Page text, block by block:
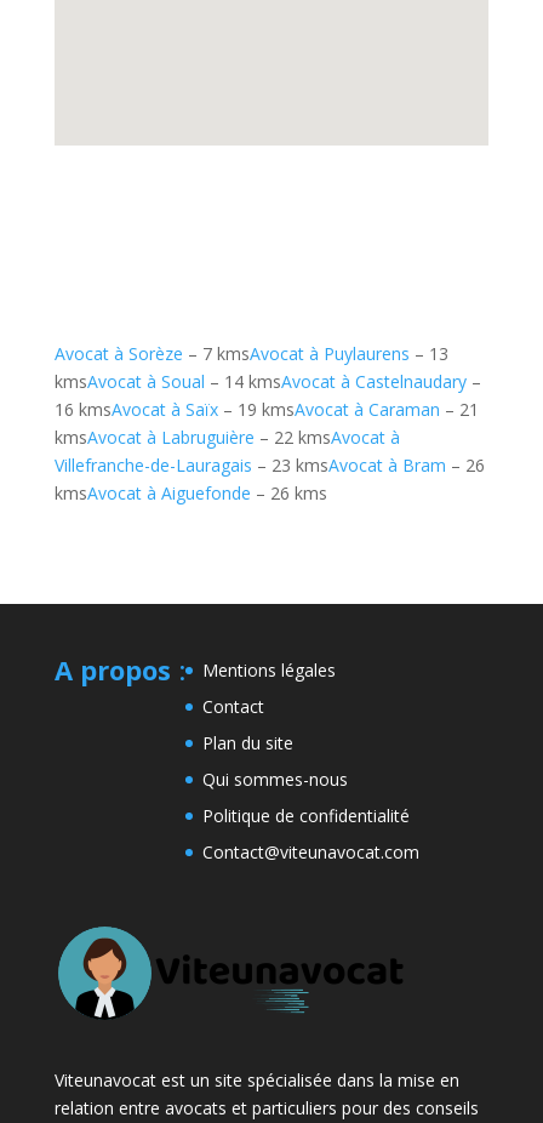
Avocat à Sorèze – 7 kmsAvocat à Puylaurens – 13
kmsAvocat à Soual – 14 kmsAvocat à Castelnaudary–
16 kmsAvocat à Saïx– 19 kmsAvocat à Caraman – 21
kmsAvocat à Labruguière – 22 kmsAvocat à
Villefranche-de-Lauragais – 23 kmsAvocat à Bram – 26
kmsAvocat à Aiguefonde – 26 kms
A propos :
Mentions légales
Contact
Plan du site
Qui sommes-nous
Politique de confidentialité
Contact@viteunavocat.com
Viteunavocat est un site spécialisée dans la mise en
relation entre avocats et particuliers pour des conseils